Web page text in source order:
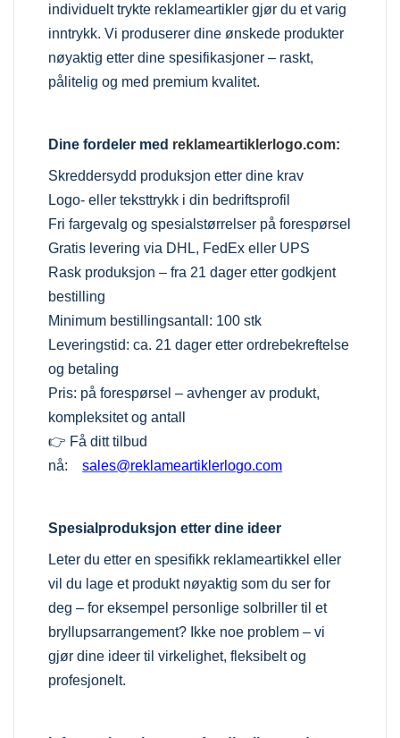
individuelt trykte reklameartikler gjør du et varig
inntrykk. Vi produserer dine ønskede produkter
nøyaktig etter dine spesifikasjoner – raskt,
pålitelig og med premium kvalitet.
Dine fordeler med reklameartiklerlogo.com:
Skreddersydd produksjon etter dine krav
Logo- eller teksttrykk i din bedriftsprofil
Fri fargevalg og spesialstørrelser på forespørsel
Gratis levering via DHL, FedEx eller UPS
Rask produksjon – fra 21 dager etter godkjent
bestilling
Minimum bestillingsantall: 100 stk
Leveringstid: ca. 21 dager etter ordrebekreftelse
og betaling
Pris: på forespørsel – avhenger av produkt,
kompleksitet og antall
👉 Få ditt tilbud
nå:
sales@reklameartiklerlogo.com
Spesialproduksjon etter dine ideer
Leter du etter en spesifikk reklameartikkel eller
vil du lage et produkt nøyaktig som du ser for
deg – for eksempel personlige solbriller til et
bryllupsarrangement? Ikke noe problem – vi
gjør dine ideer til virkelighet, fleksibelt og
profesjonelt.